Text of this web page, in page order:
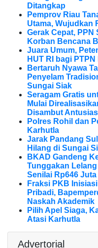
Ditangkap
Pemprov Riau
Utama, Wujudkan
Gerak Cepat,
Korban Bencana
Juara Umum,
HUT RI bagi PTPN
Bertaruh Nyawa
Penyelam
Sungai Siak
Seragam Gratis
Mulai
Disambut Antusias
Polres Rohil dan
Karhutla
Jarak Pandang
Hilang di Sungai
BKAD Gandeng
Tunggakan
Senilai Rp646 Juta
Fraksi PKB
Pribadi,
Naskah Akademik
Pilih Apel Siaga,
Atasi Karhutla
Advertorial